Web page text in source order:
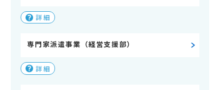
詳細
専門家派遣事業（経営支援部）
詳細